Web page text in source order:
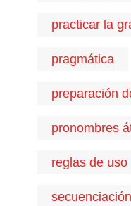
practicar la
pragmática
preparación
pronombres
reglas de uso
secuenciación